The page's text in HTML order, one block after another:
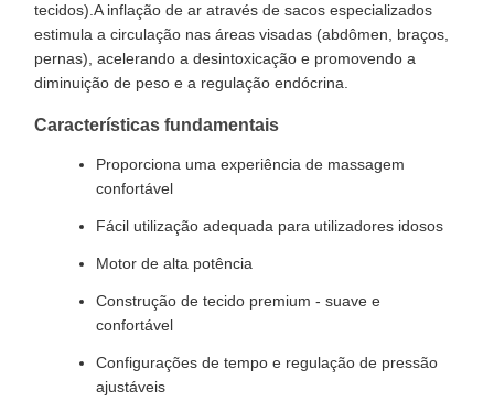
tecidos).A inflação de ar através de sacos especializados
estimula a circulação nas áreas visadas (abdômen, braços,
pernas), acelerando a desintoxicação e promovendo a
diminuição de peso e a regulação endócrina.
Características fundamentais
Proporciona uma experiência de massagem
confortável
Fácil utilização adequada para utilizadores idosos
Motor de alta potência
Construção de tecido premium - suave e
confortável
Configurações de tempo e regulação de pressão
ajustáveis